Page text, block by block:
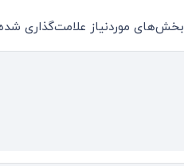
بخش‌های موردنیاز علامت‌گذاری